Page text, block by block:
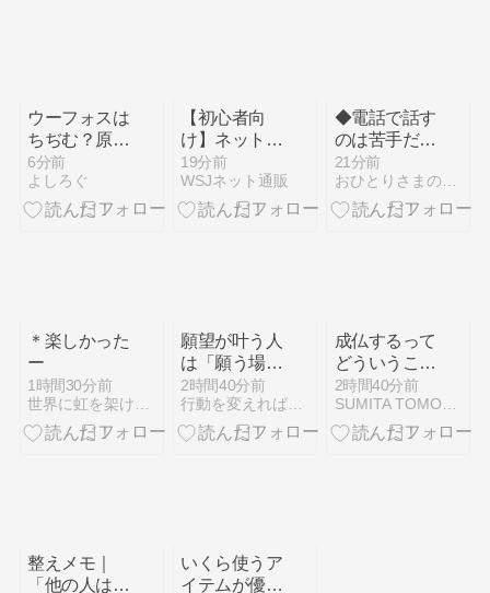
ウーフォスは
ちぢむ？原因
と縮ませない
方法を徹底解
説！
6分前
よしろぐ
【初心者向
け】ネットシ
ョップでは何
が売れる？売
れやすい商品
19分前
WSJネット通販
◆電話で話す
のは苦手だっ
たが
21分前
おひとりさまの美しく楽しいシンプルライフ
＊楽しかった
ー
1時間30分前
願望が叶う人
は「願う場
所」が違う
2時間40分前
成仏するって
どういうこ
と？｜仏教が
目指す本当の
目的
2時間40分前
整えメモ｜
「他の人はで
いくら使うア
イテムが優秀